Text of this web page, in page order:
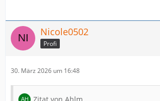
Nicole0502
Profi
30. März 2026 um 16:48